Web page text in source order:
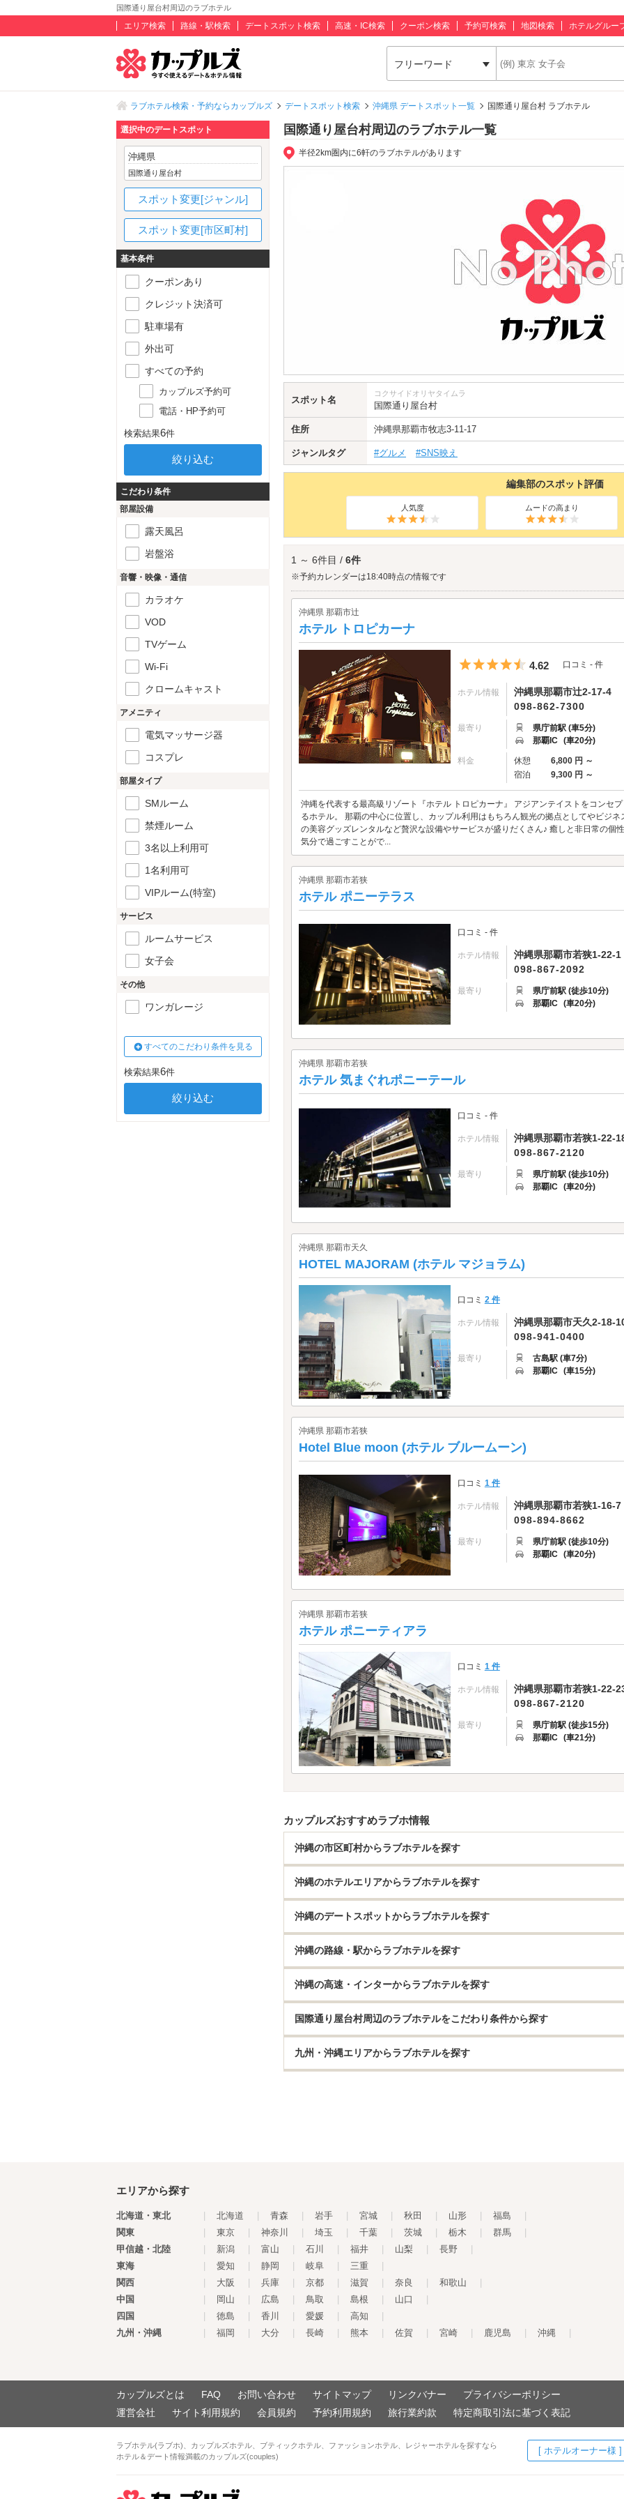
国際通り屋台村周辺のラブホテル
エリア検索 路線・駅検索 デートスポット検索 高速・IC検索 クーポン検索 予約可検索 地図検索 ホテルグルー
フリーワード
ラブホテル検索・予約ならカップルズ デートスポット検索 沖縄県 デートスポット一覧 国際通り屋台村 ラブホテル
国際通り屋台村周辺のラブホテル一覧
半径2km圏内に6軒のラブホテルがあります
スポット名
コクサイドオリヤタイムラ
国際通り屋台村
住所 沖縄県那覇市牧志3-11-17
ジャンルタグ #グルメ #SNS映え
編集部のスポット評価
人気度 ムードの高まり
1 ～ 6件目 / 6件
※予約カレンダーは18:40時点の情報です
沖縄県 那覇市辻
ホテル トロピカーナ
5つ星のうち4.5
4.62 口コミ - 件
ホテル情報
沖縄県那覇市辻2-17-4
098-862-7300
最寄り
県庁前駅 (車5分)
那覇IC (車20分)
料金 休憩
6,800 円 ～
宿泊
9,300 円 ～
沖縄を代表する最高級リゾート『ホテル トロピカーナ』 アジアンテイストをコンセ
るホテル。 那覇の中心に位置し、カップル利用はもちろん観光の拠点としてやビジ
の美容グッズレンタルなど贅沢な設備やサービスが盛りだくさん♪ 癒しと非日常の個
気分で過ごすことがで...
沖縄県 那覇市若狭
ホテル ポニーテラス
口コミ - 件
ホテル情報
沖縄県那覇市若狭1-22-1
098-867-2092
最寄り
県庁前駅 (徒歩10分)
那覇IC (車20分)
沖縄県 那覇市若狭
ホテル 気まぐれポニーテール
口コミ - 件
ホテル情報
沖縄県那覇市若狭1-22-
098-867-2120
最寄り
県庁前駅 (徒歩10分)
那覇IC (車20分)
沖縄県 那覇市天久
HOTEL MAJORAM (ホテル マジョラム)
口コミ 2 件
ホテル情報
沖縄県那覇市天久2-18-
098-941-0400
最寄り
古島駅 (車7分)
那覇IC (車15分)
沖縄県 那覇市若狭
Hotel Blue moon (ホテル ブルームーン)
口コミ 1 件
ホテル情報
沖縄県那覇市若狭1-16-7
098-894-8662
最寄り
県庁前駅 (徒歩10分)
那覇IC (車20分)
沖縄県 那覇市若狭
ホテル ポニーティアラ
口コミ 1 件
ホテル情報
沖縄県那覇市若狭1-22-
098-867-2120
最寄り
県庁前駅 (徒歩15分)
那覇IC (車21分)
カップルズおすすめラブホ情報
沖縄の市区町村からラブホテルを探す
沖縄のホテルエリアからラブホテルを探す
沖縄のデートスポットからラブホテルを探す
沖縄の路線・駅からラブホテルを探す
沖縄の高速・インターからラブホテルを探す
国際通り屋台村周辺のラブホテルをこだわり条件から探す
九州・沖縄エリアからラブホテルを探す
選択中のデートスポット
沖縄県
国際通り屋台村
スポット変更[ジャンル]
スポット変更[市区町村]
基本条件
クーポンあり
クレジット決済可
駐車場有
外出可
すべての予約
カップルズ予約可
電話・HP予約可
検索結果6件
こだわり条件
部屋設備
露天風呂
岩盤浴
音響・映像・通信
カラオケ
VOD
TVゲーム
Wi-Fi
クロームキャスト
アメニティ
電気マッサージ器
コスプレ
部屋タイプ
SMルーム
禁煙ルーム
3名以上利用可
1名利用可
VIPルーム(特室)
サービス
ルームサービス
女子会
その他
ワンガレージ
すべてのこだわり条件を見る
検索結果6件
エリアから探す
北海道・東北 北海道 青森 岩手 宮城 秋田 山形 福島
関東
東京 神奈川 埼玉 千葉 茨城 栃木 群馬
甲信越・北陸
新潟 富山 石川 福井 山梨 長野
東海
愛知 静岡 岐阜 三重
関西
大阪 兵庫 京都 滋賀 奈良 和歌山
中国
岡山 広島 鳥取 島根 山口
四国
徳島 香川 愛媛 高知
九州・沖縄
福岡 大分 長崎 熊本 佐賀 宮崎 鹿児島 沖縄
カップルズとは FAQ お問い合わせ サイトマップ リンクバナー
プライバシーポリシー
運営会社
サイト利用規約 会員規約 予約利用規約 旅行業約款 特定商取引法に基づく表記
ラブホテル(ラブホ)、カップルズホテル、ブティックホテル、ファッションホテル、レジャーホテルを探すなら
ホテル＆デート情報満載のカップルズ(couples)
[ ホテルオーナー様